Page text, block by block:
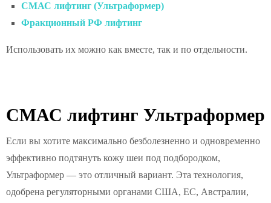
СМАС лифтинг (Ультраформер)
Фракционный РФ лифтинг
Использовать их можно как вместе, так и по отдельности.
СМАС лифтинг Ультраформер
Если вы хотите максимально безболезненно и одновременно
эффективно подтянуть кожу шеи под подбородком,
Ультраформер — это отличный вариант. Эта технология,
одобрена регуляторными органами США, ЕС, Австралии,